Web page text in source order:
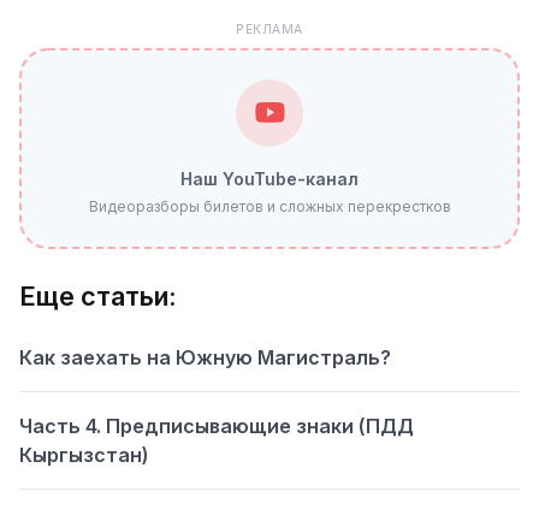
РЕКЛАМА
Наш YouTube-канал
Видеоразборы билетов и сложных перекрестков
Еще статьи:
Как заехать на Южную Магистраль?
Часть 4. Предписывающие знаки (ПДД
Кыргызстан)